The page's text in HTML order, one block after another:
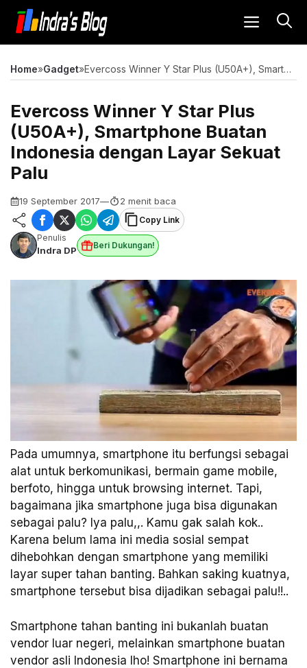
Langsung
isi
MENU
Home»Gadget» Evercoss Winner Y Star Plus (U50A+), Smartphone Buatan Indonesia dengan Layar Sekuat Palu
Evercoss Winner Y Star Plus
(U50A+), Smartphone Buatan
Indonesia dengan Layar Sekuat
Palu
19 September 2017— 2 menit baca
Copy Link
Penulis
Indra DP Beri Dukungan!
Pada umumnya, smartphone itu berfungsi sebagai
alat untuk berkomunikasi, bermain game mobile,
berfoto, hingga untuk browsing internet. Tapi,
bagaimana jika smartphone juga bisa digunakan
sebagai palu? Iya palu,,. Kamu gak salah kok..
Karena belum lama ini media sosial sempat
dihebohkan dengan smartphone yang memiliki
layar super tahan banting. Bahkan saking kuatnya,
smartphone tersebut bisa dijadikan sebagai palu!!..
Smartphone tahan banting ini bukanlah buatan
vendor luar negeri, melainkan smartphone buatan
vendor asli Indonesia lho! Smartphone ini bernama